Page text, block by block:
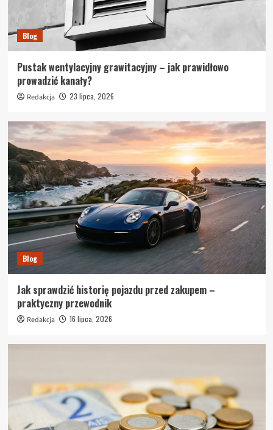
Blog
Pustak wentylacyjny grawitacyjny – jak prawidłowo
prowadzić kanały?
Redakcja 23 lipca, 2026
Blog
Jak sprawdzić historię pojazdu przed zakupem –
praktyczny przewodnik
Redakcja 16 lipca, 2026